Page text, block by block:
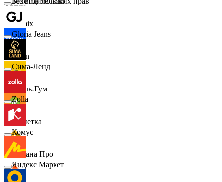
Demix
Ozon
Бубль-Гум
Монетка
Лемана Про
Gloria Jeans
Сима-Ленд
Zolla
Комус
Яндекс Маркет